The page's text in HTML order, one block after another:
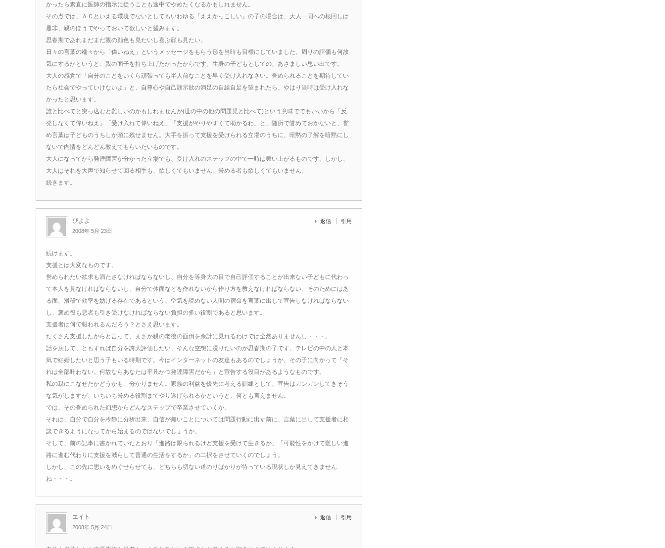
かったら素直に医師の指示に従うことも途中でやめたくなるかもしれません。
その点では、ＡＣといえる環境でないとしてもいわゆる『ええかっこしい』の子の場合は、大人一同への根回しは
是非、親のほうでやっておいて欲しいと望みます。
思春期であれまだまだ親の顔色も見たいし喜ぶ顔も見たい。
日々の言葉の端々から「偉いねえ」というメッセージをもらう形を当時も目標にしていました。周りの評価も何故
気にするかというと、親の面子を持ち上げたかったからです。生身の子どもとしての、あさましい思い出です。
大人の感覚で「自分のことをいくら頑張っても半人前なことを早く受け入れなさい。誉められることを期待してい
たら社会でやっていけないよ」と、自尊心や自己顕示欲の満足の自給自足を望まれたら、やはり当時は受け入れな
かったと思います。
誰と比べてと突っ込むと難しいのかもしれませんが(世の中の他の問題児と比べて)という意味ででもいいから「反
発しなくて偉いねえ」「受け入れて偉いねえ」「支援がやりやすくて助かるわ」と、随所で誉めておかないと、誉
め言葉は子どものうちしか頭に残せません。大手を振って支援を受けられる立場のうちに、暗黙の了解を暗黙にし
ないで内情をどんどん教えてもらいたいものです。
大人になってから発達障害が分かった立場でも、受け入れのステップの中で一時は舞い上がるものです。しかし、
大人はそれを大声で知らせて回る相手も、欲しくてもいません。誉める者も欲しくてもいません。
続きます。
ぴよよ
2008年 5月 23日
返信 引用
続けます。
支援とは大変なものです。
誉められたい欲求も満たさなければならないし、自分を等身大の目で自己評価することが出来ない子どもに代わっ
て本人を見なければならないし、自分で体面などを作れないから作り方を教えなければならない、そのためにはあ
る面、滑稽で効率を妨げる存在であるという、空気を読めない人間の宿命を言葉に出して宣告しなければならない
し、褒め役も悪者も引き受けなければならない負担の多い役割であると思います。
支援者は何で報われるんだろう？とさえ思います。
たくさん支援したからと言って、まさか親の老後の面倒を余計に見れるわけでは全然ありませんし・・・。
話を戻して、ともすれば自分を誇大評価したい、そんな空想に浸りたいのが思春期の子です。テレビの中の人と本
気で結婚したいと思う子もいる時期です。今はインターネットの友達もあるのでしょうか。その子に向かって「そ
れは全部叶わない。何故ならあなたは平凡かつ発達障害だから」と宣告する役目があるようなものです。
私の親にこなせたかどうかも、分かりません。家族の利益を優先に考える訓練として、宣告はガンガンしてきそう
な気がしますが、いちいち誉める役割までやり遂げられるかというと、何とも言えません。
では、その誉められた幻想からどんなステップで卒業させていくか。
それは、自分で自分を冷静に分析出来、自信が無いことについては問題行動に出す前に、言葉に出して支援者に相
談できるようになってから始まるのではないでしょうか。
そして、前の記事に書かれていたとおり「進路は限られるけど支援を受けて生きるか」「可能性をかけて難しい進
路に進む代わりに支援を減らして普通の生活をするか」の二択をさせていくのでしょう。
しかし、この先に思いをめぐせらせても、どちらも切ない道のりばかりが待っている現状しか見えてきません
ね・・・。
エイト
2008年 5月 24日
返信 引用